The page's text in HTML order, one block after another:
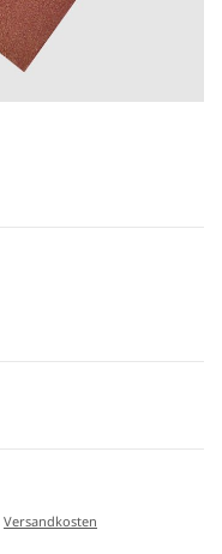
Versandkosten